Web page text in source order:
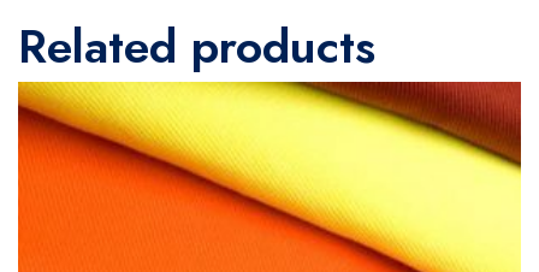
Related products